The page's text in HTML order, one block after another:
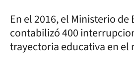
En el 2016, el Ministerio de
contabilizó 400
trayectoria educativa en el